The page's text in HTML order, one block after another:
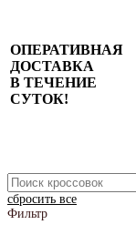
ОПЕРАТИВНАЯ
ДОСТАВКА
В ТЕЧЕНИЕ
СУТОК!
сбросить все
Фильтр